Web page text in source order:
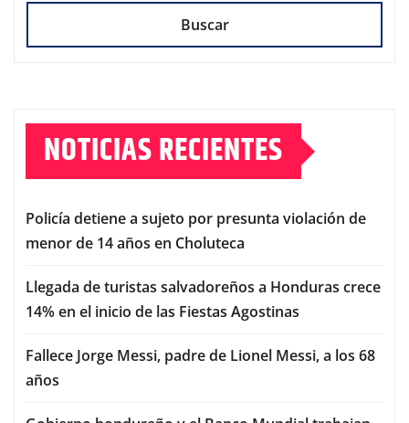
Buscar
NOTICIAS RECIENTES
Policía detiene a sujeto por presunta violación de
menor de 14 años en Choluteca
Llegada de turistas salvadoreños a Honduras crece
14% en el inicio de las Fiestas Agostinas
Fallece Jorge Messi, padre de Lionel Messi, a los 68
años